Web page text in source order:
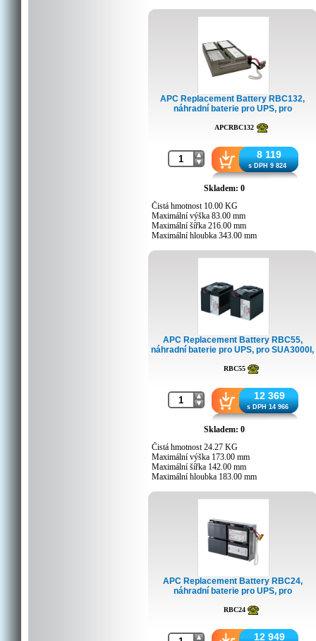
BR1500, BR1500-FR, BR1500-IN, BR1500I,
BR650CI, BR650CI-RS, BT1500, BT1500BP,
BX1500, BX1500BP, SC1000, SC1000I,
APC Replacement Battery RBC132,
náhradní baterie pro UPS, pro
APCRBC132
8 119
s DPH 9 824
Skladem: 0
Čistá hmotnost 10.00 KG
Maximální výška 83.00 mm
Maximální šířka 216.00 mm
Maximální hloubka 343.00 mm
SMT1000RM2U, SMT1000RM2UTW,
SMT1000RMI2U
APC Replacement Battery RBC55,
náhradní baterie pro UPS, pro SUA3000I,
RBC55
12 369
s DPH 14 966
Skladem: 0
Čistá hmotnost 24.27 KG
Maximální výška 173.00 mm
Maximální šířka 142.00 mm
Maximální hloubka 183.00 mm
SMT2200, SMT2200I, SMT2200US,
SMT3000, SMT3000I, SUA2200, SUA2200I,
SUA2200ICH, SUA2200UXI,
SUA2200UXICH, SUA2200X115,
SUA2200XL, SUA2200XLI, SUA3000,
SUA3000I, SUA3000ICH, SUA3000UXI,
SUA3000UXICH, SUA3000XL,
SUA3000XLI, SUA3000XLT, SUA48XLBP,
SUA5000R5TXFMR, SUA5000RMI5U,
APC Replacement Battery RBC24,
náhradní baterie pro UPS, pro
SUA1500RMI2U, ...
RBC24
12 949